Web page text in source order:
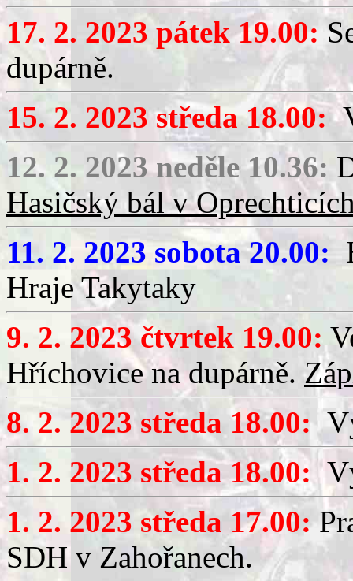
17. 2. 2023 pátek 19.00:
dupárně.
15. 2. 2023 středa 18.00:
12. 2. 2023 neděle 10.36:
Hasičský bál v
11. 2. 2023 sobota 20.00:
Hraje Takytaky
9. 2. 2023 čtvrtek 19.00:
Hříchovice na dupárně.
8. 2. 2023 středa 18.00:
1. 2. 2023 středa 18.00:
1. 2. 2023 středa 17.00:
SDH v Zahořanech.